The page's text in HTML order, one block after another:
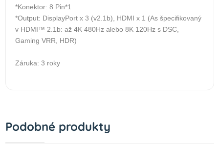
*Konektor: 8 Pin*1
*Output: DisplayPort x 3 (v2.1b), HDMI x 1 (As špecifikovaný
v HDMI™ 2.1b: až 4K 480Hz alebo 8K 120Hz s DSC,
Gaming VRR, HDR)
Záruka: 3 roky
Podobné produkty